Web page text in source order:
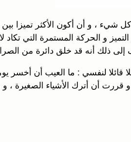
، و أن أكون الأكثر تميزا
و الحركة المستمرة التي
ذلك أنه قد خلق دائرة من
قائلا لنفسي : ما العيب أن أخسر
أن أترك الأشياء الصغيرة ، و